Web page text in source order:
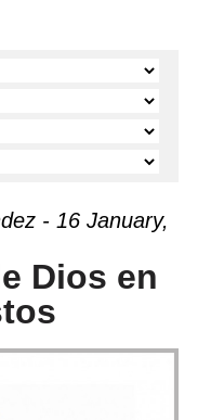
- 16 January,
Dios en